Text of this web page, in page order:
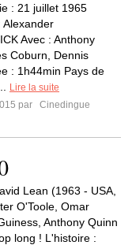
: 21 juillet 1965
Alexander
Avec : Anthony
Coburn, Dennis
: 1h44min Pays de
Lire la suite
par
Cinedingue
Lean (1963 - USA,
O'Toole, Omar
Anthony Quinn
long ! L'histoire :